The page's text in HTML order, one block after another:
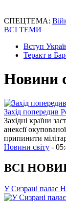
СПЕЦТЕМА:
ВСІ ТЕМИ
Вступ
Теракт в
Новини
Захід попередив
Західні країни
анексії
припинити
Новини світу -
ВСІ
У Сизрані палає